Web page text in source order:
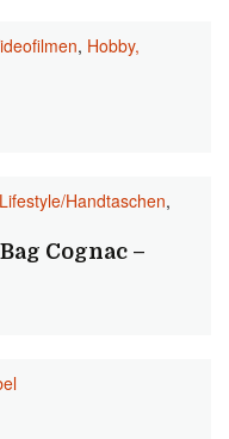
, Hobby,
Lifestyle/Handtaschen,
Cognac –